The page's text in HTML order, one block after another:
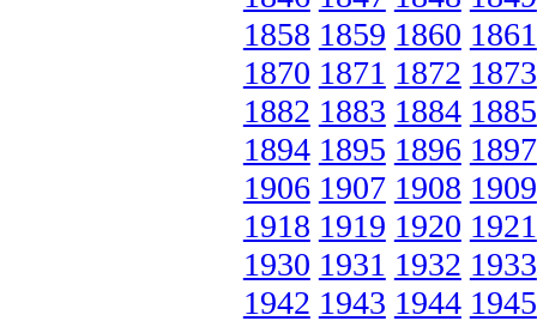
1858 1859 1860 1861
1870 1871 1872 1873
1882 1883 1884 1885
1894 1895 1896 1897
1906 1907 1908 1909
1918 1919 1920 1921
1930 1931 1932 1933
1942 1943 1944 1945